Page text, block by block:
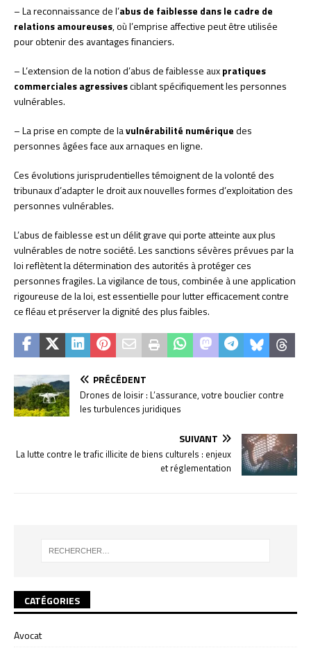
– La reconnaissance de l’abus de faiblesse dans le cadre de
relations amoureuses, où l’emprise affective peut être utilisée
pour obtenir des avantages financiers.
– L’extension de la notion d’abus de faiblesse auxpratiques
commerciales agressivesciblant spécifiquement les personnes
vulnérables.
– La prise en compte de lavulnérabilité numériquedes
personnes âgées face aux arnaques en ligne.
Ces évolutions jurisprudentielles témoignent de la volonté des
tribunaux d’adapter le droit aux nouvelles formes d’exploitation des
personnes vulnérables.
L’abus de faiblesse est un délit grave qui porte atteinte aux plus
vulnérables de notre société. Les sanctions sévères prévues par la
loi reflètent la détermination des autorités à protéger ces
personnes fragiles. La vigilance de tous, combinée à une application
rigoureuse de la loi, est essentielle pour lutter efficacement contre
ce fléau et préserver la dignité des plus faibles.
PRÉCÉDENT
Drones de loisir : L’assurance, votre bouclier contre
les turbulences juridiques
SUIVANT
La lutte contre le trafic illicite de biens culturels : enjeux
et réglementation
CATÉGORIES
Avocat